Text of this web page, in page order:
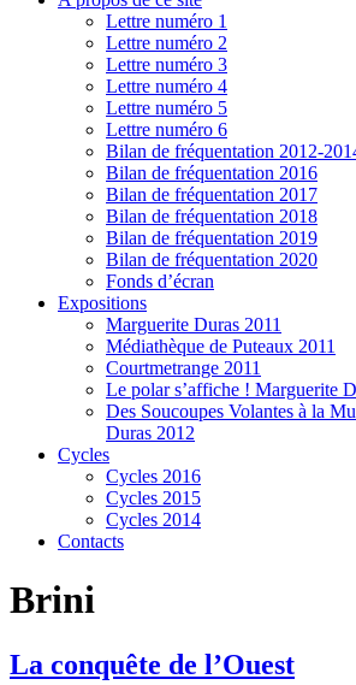
Lettre numéro 1
Lettre numéro 2
Lettre numéro 3
Lettre numéro 4
Lettre numéro 5
Lettre numéro 6
Bilan de fréquentation 2012-
Bilan de fréquentation 2016
Bilan de fréquentation 2017
Bilan de fréquentation 2018
Bilan de fréquentation 2019
Bilan de fréquentation 2020
Fonds d’écran
Expositions
Marguerite Duras 2011
Médiathèque de Puteaux 2011
Courtmetrange 2011
Le polar s’affiche ! Marguerite
Des Soucoupes Volantes à la
Duras 2012
Cycles
Cycles 2016
Cycles 2015
Cycles 2014
Contacts
Brini
La conquête de l’Ouest